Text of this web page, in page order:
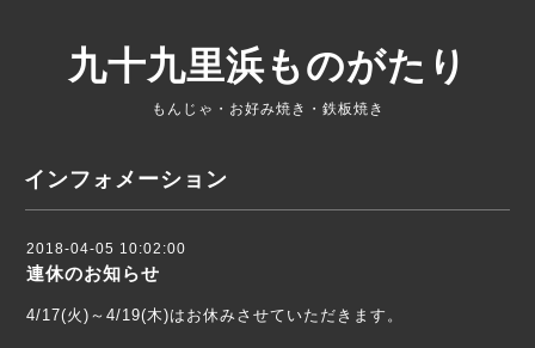
九十九里浜ものがたり
もんじゃ・お好み焼き・鉄板焼き
インフォメーション
2018-04-05 10:02:00
連休のお知らせ
4/17(火)～4/19(木)はお休みさせていただきます。